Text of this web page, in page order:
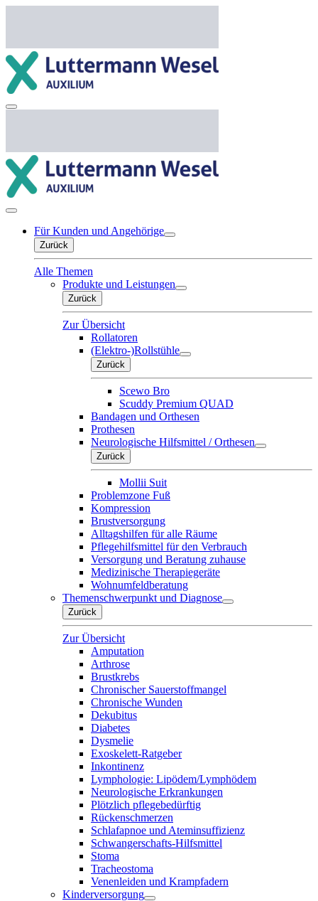
Für Kunden und Angehörige
Zurück
Alle Themen
Produkte und Leistungen
Zurück
Zur Übersicht
Rollatoren
(Elektro-)Rollstühle
Zurück
Scewo Bro
Scuddy Premium QUAD
Bandagen und Orthesen
Prothesen
Neurologische Hilfsmittel / Orthesen
Zurück
Mollii Suit
Problemzone Fuß
Kompression
Brustversorgung
Alltagshilfen für alle Räume
Pflegehilfsmittel für den Verbrauch
Versorgung und Beratung zuhause
Medizinische Therapiegeräte
Wohnumfeldberatung
Themenschwerpunkt und Diagnose
Zurück
Zur Übersicht
Amputation
Arthrose
Brustkrebs
Chronischer Sauerstoffmangel
Chronische Wunden
Dekubitus
Diabetes
Dysmelie
Exoskelett-Ratgeber
Inkontinenz
Lymphologie: Lipödem/Lymphödem
Neurologische Erkrankungen
Plötzlich pflegebedürftig
Rückenschmerzen
Schlafapnoe und Ateminsuffizienz
Schwangerschafts-Hilfsmittel
Stoma
Tracheostoma
Venenleiden und Krampfadern
Kinderversorgung